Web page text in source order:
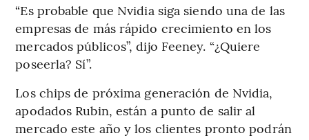
“Es probable que Nvidia siga siendo una de las
empresas de más rápido crecimiento en los
mercados públicos”, dijo Feeney. “¿Quiere
poseerla? Sí”.
Los chips de próxima generación de Nvidia,
apodados Rubin, están a punto de salir al
mercado este año y los clientes pronto podrán